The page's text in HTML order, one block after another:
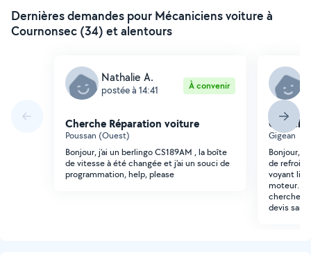
Dernières demandes pour Mécaniciens voiture à
Cournonsec (34) et alentours
Nathalie A.
postée à 14:41 À convenir
Cherche Réparation voiture
Poussan (Ouest)
Bonjour, j'ai un berlingo CS189AM , la boîte
de vitesse à été changée et j'ai un souci de
programmation, help, please
Gigean
Bonjour,
de
voyant
moteur.
cherche
devis